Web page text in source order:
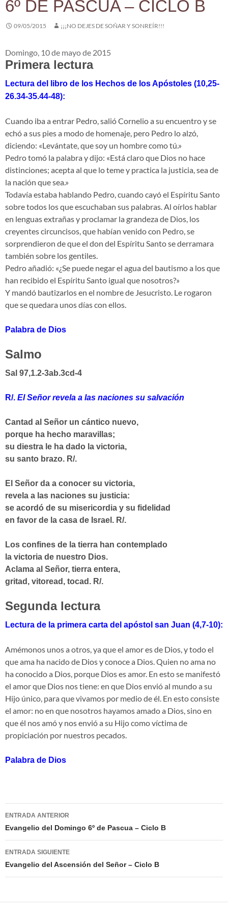
6º DE PASCUA – CICLO B
09/05/2015 ¡¡¡NO DEJES DE SOÑAR Y SONREÍR!!!
Domingo, 10 de mayo de 2015
Primera lectura
Lectura del libro de los Hechos de los Apóstoles (10,25-
26.34-35.44-48):
Cuando iba a entrar Pedro, salió Cornelio a su encuentro y se
echó a sus pies a modo de homenaje, pero Pedro lo alzó,
diciendo: «Levántate, que soy un hombre como tú.»
Pedro tomó la palabra y dijo: «Está claro que Dios no hace
distinciones; acepta al que lo teme y practica la justicia, sea de
la nación que sea.»
Todavía estaba hablando Pedro, cuando cayó el Espíritu Santo
sobre todos los que escuchaban sus palabras. Al oírlos hablar
en lenguas extrañas y proclamar la grandeza de Dios, los
creyentes circuncisos, que habían venido con Pedro, se
sorprendieron de que el don del Espíritu Santo se derramara
también sobre los gentiles.
Pedro añadió: «¿Se puede negar el agua del bautismo a los que
han recibido el Espíritu Santo igual que nosotros?»
Y mandó bautizarlos en el nombre de Jesucristo. Le rogaron
que se quedara unos días con ellos.
Palabra de Dios
Salmo
Sal 97,1.2-3ab.3cd-4
R/. El Señor revela a las naciones su salvación
Cantad al Señor un cántico nuevo,
porque ha hecho maravillas;
su diestra le ha dado la victoria,
su santo brazo. R/.
El Señor da a conocer su victoria,
revela a las naciones su justicia:
se acordó de su misericordia y su fidelidad
en favor de la casa de Israel. R/.
Los confines de la tierra han contemplado
la victoria de nuestro Dios.
Aclama al Señor, tierra entera,
gritad, vitoread, tocad. R/.
Segunda lectura
Lectura de la primera carta del apóstol san Juan (4,7-10):
Amémonos unos a otros, ya que el amor es de Dios, y todo el
que ama ha nacido de Dios y conoce a Dios. Quien no ama no
ha conocido a Dios, porque Dios es amor. En esto se manifestó
el amor que Dios nos tiene: en que Dios envió al mundo a su
Hijo único, para que vivamos por medio de él. En esto consiste
el amor: no en que nosotros hayamos amado a Dios, sino en
que él nos amó y nos envió a su Hijo como víctima de
propiciación por nuestros pecados.
Palabra de Dios
Navegación
de
entradas
ENTRADA ANTERIOR
Evangelio del Domingo 6º de Pascua – Ciclo B
ENTRADA SIGUIENTE
Evangelio del Ascensión del Señor – Ciclo B